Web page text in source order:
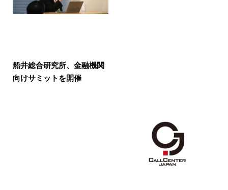
船井総合研究所、金融機関
向けサミットを開催